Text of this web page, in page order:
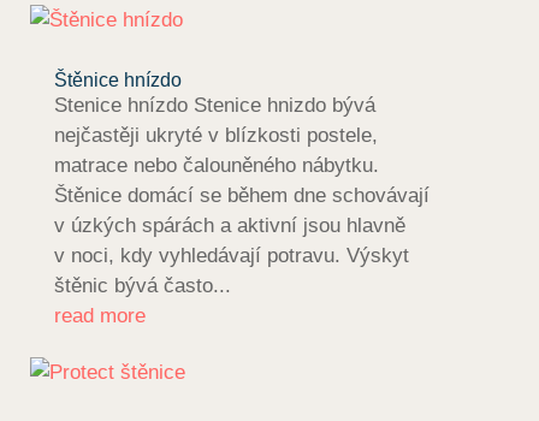
Štěnice hnízdo
Stenice hnízdo Stenice hnizdo bývá
nejčastěji ukryté v blízkosti postele,
matrace nebo čalouněného nábytku.
Štěnice domácí se během dne schovávají
v úzkých spárách a aktivní jsou hlavně
v noci, kdy vyhledávají potravu. Výskyt
štěnic bývá často...
read more